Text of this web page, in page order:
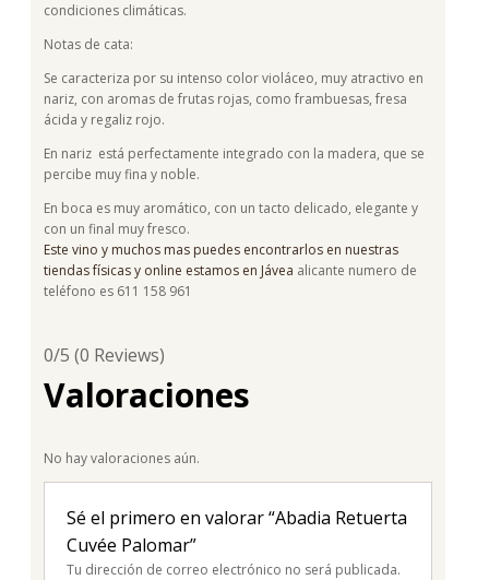
condiciones climáticas.
Notas de cata:
Se caracteriza por su intenso color violáceo, muy atractivo en
nariz, con aromas de frutas rojas, como frambuesas, fresa
ácida y regaliz rojo.
En nariz está perfectamente integrado con la madera, que se
percibe muy fina y noble.
En boca es muy aromático, con un tacto delicado, elegante y
con un final muy fresco.
Este vino y muchos mas puedes encontrarlos en nuestras
tiendas físicas y online estamos en Jávea alicante numero de
teléfono es 611 158 961
0/5 (0 Reviews)
Valoraciones
No hay valoraciones aún.
Sé el primero en valorar “Abadia Retuerta
Cuvée Palomar”
Tu dirección de correo electrónico no será publicada.